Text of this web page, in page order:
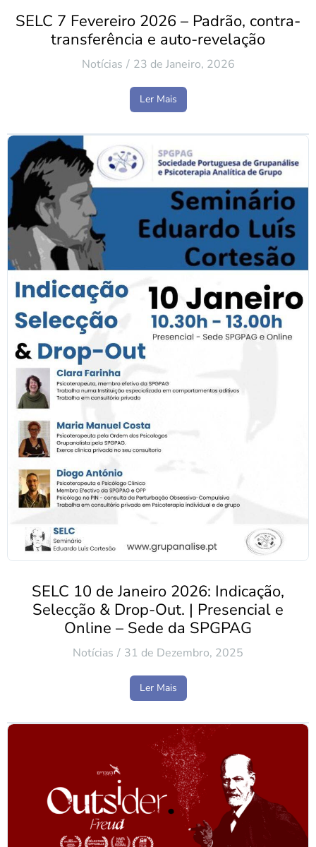
SELC 7 Fevereiro 2026 – Padrão, contra-
transferência e auto-revelação
Notícias 23 de Janeiro, 2026
Ler Mais
SELC 10 de Janeiro 2026: Indicação,
Selecção & Drop-Out. | Presencial e
Online – Sede da SPGPAG
Notícias 31 de Dezembro, 2025
Ler Mais